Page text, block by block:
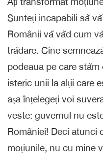
Sunteți incapabili să
Românii vă văd cum
trădare. Cine
podeaua pe care
isteric unii la alții care
așa înțelegeți voi
veste: guvernul nu
României! Deci atunci
moțiunile, nu cu mine